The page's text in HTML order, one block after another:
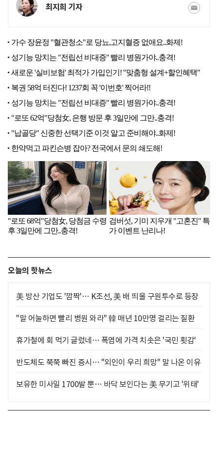
최지희 기자
오늘의 핫뉴스
美 방산 기업도 '깜짝'… K조선, 美 배 띄울 구원투수로 등장
"말 어눌하면 빨리 병원 와라" 韓 매년 10만명 걸리는 질환
휴가철에 회 먹기 글렀네… 폭염에 가격 치솟은 '국민 횟감'
반도체도 쭉쭉 빠진 증시… "외인이 우리 희망" 말 나온 이유
보유한 미사일 1700발 뿐… 바닥 보인다는 美 무기고 '위태'